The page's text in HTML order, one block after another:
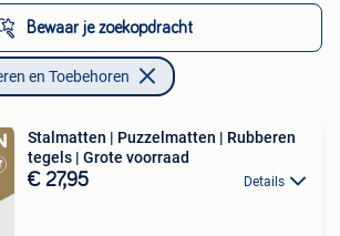
Bewaar je zoekopdracht
en Toebehoren
Stalmatten | Puzzelmatten | Rubberen
tegels | Grote voorraad
€ 27,95 Details